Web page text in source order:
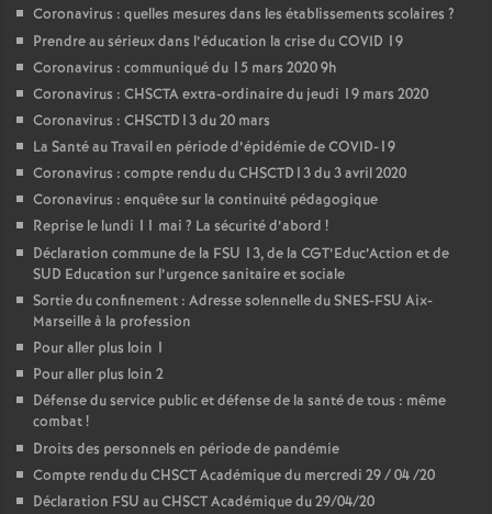
Coronavirus : quelles mesures dans les établissements scolaires ?
Prendre au sérieux dans l’éducation la crise du COVID 19
Coronavirus : communiqué du 15 mars 2020 9h
Coronavirus : CHSCTA extra-ordinaire du jeudi 19 mars 2020
Coronavirus : CHSCTD13 du 20 mars
La Santé au Travail en période d’épidémie de COVID-19
Coronavirus : compte rendu du CHSCTD13 du 3 avril 2020
Coronavirus : enquête sur la continuité pédagogique
Reprise le lundi 11 mai ? La sécurité d’abord !
Déclaration commune de la FSU 13, de la CGT’Educ’Action et de
SUD Education sur l’urgence sanitaire et sociale
Sortie du confinement : Adresse solennelle du SNES-FSU Aix-
Marseille à la profession
Pour aller plus loin 1
Pour aller plus loin 2
Défense du service public et défense de la santé de tous : même
combat!
Droits des personnels en période de pandémie
Compte rendu du CHSCT Académique du mercredi 29 / 04 /20
Déclaration FSU au CHSCT Académique du 29/04/20